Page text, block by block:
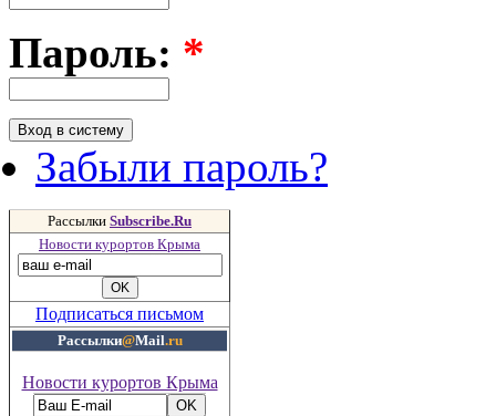
Пароль: *
Забыли пароль?
Рассылки Subscribe.Ru
Новости курортов Крыма
Подписаться письмом
Рассылки@Mail.ru
Новости курортов Крыма